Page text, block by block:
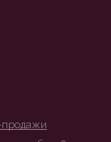
продажи